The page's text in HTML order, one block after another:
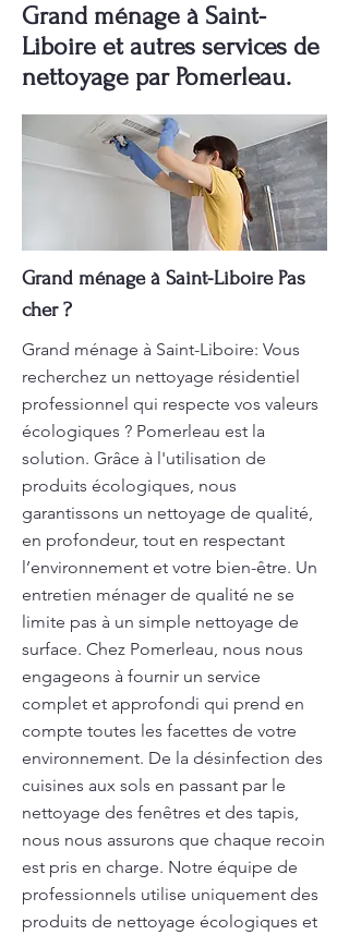
Grand ménage à Saint-
Liboire et autres services de
nettoyage par Pomerleau.
Grand ménage à Saint-Liboire Pas
cher ?
Grand ménage à Saint-Liboire: Vous
recherchez un nettoyage résidentiel
professionnel qui respecte vos valeurs
écologiques ? Pomerleau est la
solution. Grâce à l'utilisation de
produits écologiques, nous
garantissons un nettoyage de qualité,
en profondeur, tout en respectant
l’environnement et votre bien-être. Un
entretien ménager de qualité ne se
limite pas à un simple nettoyage de
surface. Chez Pomerleau, nous nous
engageons à fournir un service
complet et approfondi qui prend en
compte toutes les facettes de votre
environnement. De la désinfection des
cuisines aux sols en passant par le
nettoyage des fenêtres et des tapis,
nous nous assurons que chaque recoin
est pris en charge. Notre équipe de
professionnels utilise uniquement des
produits de nettoyage écologiques et